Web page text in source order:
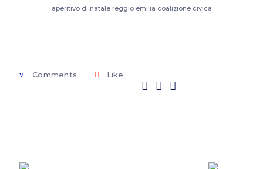
aperitivo di natale reggio emilia coalizione civica
Comments Like